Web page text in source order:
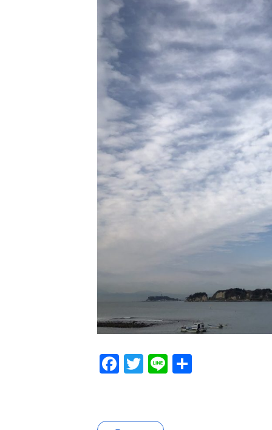
Facebook
Twitter
Line